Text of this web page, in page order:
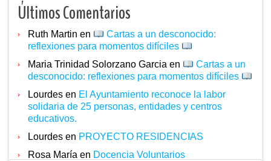
Últimos Comentarios
Ruth Martin en
Cartas a un desconocido:
reflexiones para momentos difíciles
Maria Trinidad Solorzano Garcia en
Cartas a un
desconocido: reflexiones para momentos difíciles
Lourdes en El Ayuntamiento reconoce la labor
solidaria de 25 personas, entidades y centros
educativos.
Lourdes en PROYECTO RESIDENCIAS
Rosa María en Docencia Voluntarios